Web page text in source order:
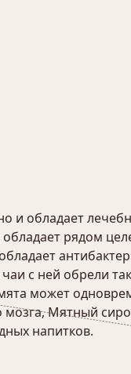
и обладает
рядом
с ней обрели
может
мозга, Мятный
напитков.